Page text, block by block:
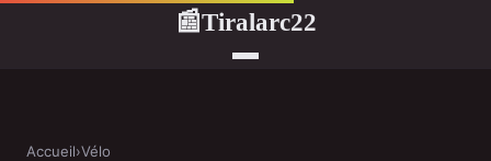
📰Tiralarc22
Accueil›Vélo